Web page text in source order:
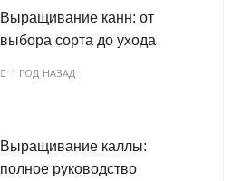
Выращивание канн: от
выбора сорта до ухода
1 ГОД НАЗАД
Выращивание каллы:
полное руководство